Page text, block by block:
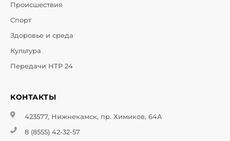
Происшествия
Спорт
Здоровье и среда
Культура
Передачи НТР 24
КОНТАКТЫ
423577, Нижнекамск, пр. Химиков, 64А
8 (8555) 42-32-57